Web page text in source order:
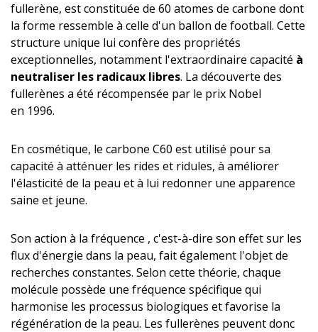
fullerène, est constituée de 60 atomes de carbone dont
la forme ressemble à celle d'un ballon de football. Cette
structure unique lui confère des propriétés
exceptionnelles, notamment l'extraordinaire capacité à
neutraliser les radicaux libres. La découverte des
fullerènes a été récompensée par le prix Nobel
en 1996.
En cosmétique, le carbone C60 est utilisé pour sa
capacité à atténuer les rides et ridules, à améliorer
l'élasticité de la peau et à lui redonner une apparence
saine et jeune.
Son action à la fréquence , c'est-à-dire son effet sur les
flux d'énergie dans la peau, fait également l'objet de
recherches constantes. Selon cette théorie, chaque
molécule possède une fréquence spécifique qui
harmonise les processus biologiques et favorise la
régénération de la peau. Les fullerènes peuvent donc